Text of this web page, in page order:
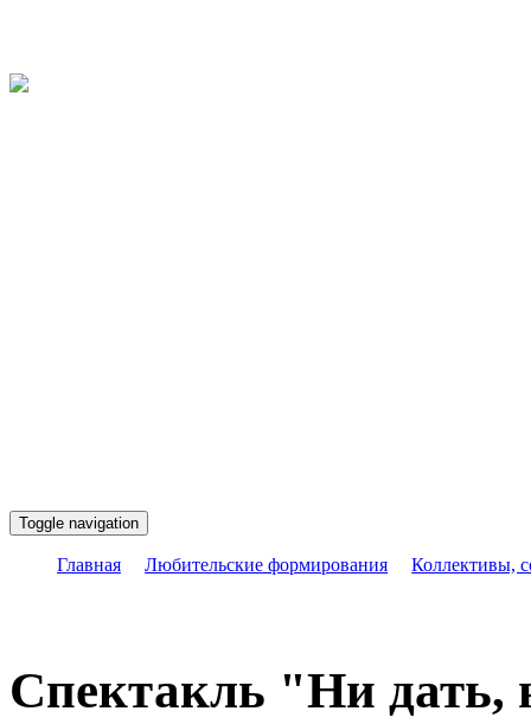
Toggle navigation
Главная Любительские формирования Коллективы,
Спектакль "Ни дать,